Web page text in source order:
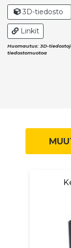
3D-tiedosto
Linkit
Huomautus: 3D-
tiedostomuotoa